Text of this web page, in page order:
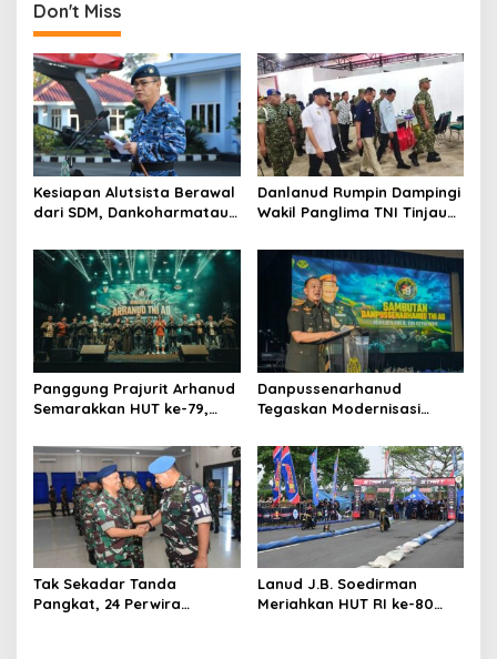
Don't Miss
Kesiapan Alutsista Berawal
dari SDM, Dankoharmatau
dan Budaya Keselamatan
Danlanud Rumpin Dampingi
Wakil Panglima TNI Tinjau
Desa di Bogor
Panggung Prajurit Arhanud
Semarakkan HUT ke-79,
Menyatu dalam Irama
Kebersamaan
Danpussenarhanud
Tegaskan Modernisasi
Tradisi Korps Pati HUT ke-
79 Arhanud
Tak Sekadar Tanda
Pangkat, 24 Perwira
Lanud J.B. Soedirman
Meriahkan HUT RI ke-80